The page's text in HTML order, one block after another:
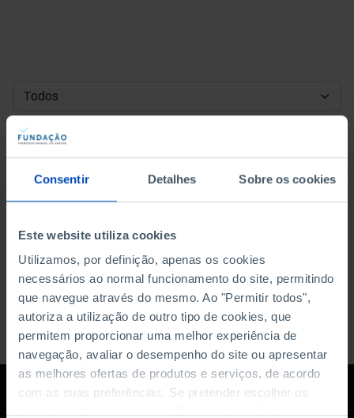
Consentir Detalhes Sobre os cookies
Este website utiliza cookies
Utilizamos, por definição, apenas os cookies
necessários ao normal funcionamento do site, permitindo
que navegue através do mesmo. Ao "Permitir todos",
autoriza a utilização de outro tipo de cookies, que
permitem proporcionar uma melhor experiência de
navegação, avaliar o desempenho do site ou apresentar
as melhores ofertas de produtos e serviços, de acordo
com as suas preferências. Se pretender escolher os
DATA DE INÍCIO
DATA DE FIM